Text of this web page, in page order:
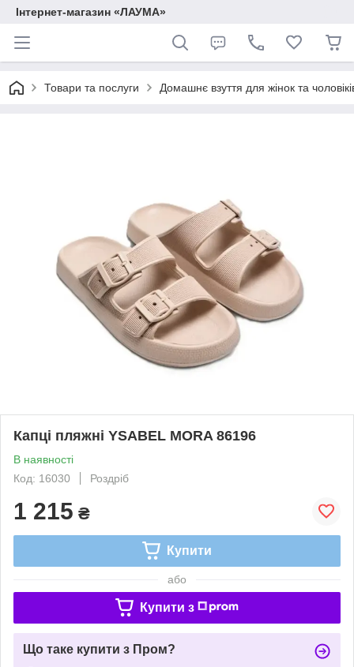
Інтернет-магазин «ЛАУМА»
Товари та послуги Домашнє взуття для жінок та
Капці пляжні YSABEL MORA 86196
В наявності
Код: 16030
Роздріб
1 215 ₴
Купити
або
Купити з
Що таке купити з Пром?